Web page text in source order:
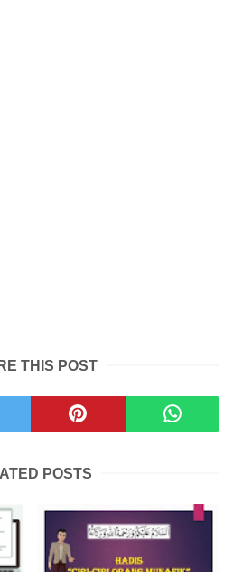
THIS POST
POSTS